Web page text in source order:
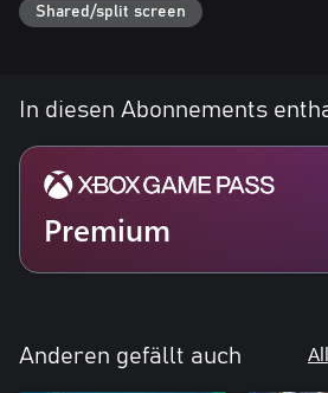
Shared/split screen
In diesen Abonnements
Premium
Anderen gefällt auch